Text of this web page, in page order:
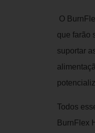
O
que farão
suportar
Todos
BurnFlex